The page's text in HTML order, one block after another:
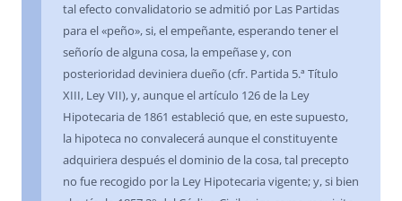
tal efecto convalidatorio se admitió por Las Partidas
para el «peño», si, el empeñante, esperando tener el
señorío de alguna cosa, la empeñase y, con
posterioridad deviniera dueño (cfr. Partida 5.ª Título
XIII, Ley VII), y, aunque el artículo 126 de la Ley
Hipotecaria de 1861 estableció que, en este supuesto,
la hipoteca no convalecerá aunque el constituyente
adquiriera después el dominio de la cosa, tal precepto
no fue recogido por la Ley Hipotecaria vigente; y, si bien